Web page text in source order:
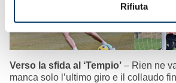
Rifiuta
Verso la sfida al ‘Tempio’ – Rien ne
manca solo l’ultimo giro e il collaudo